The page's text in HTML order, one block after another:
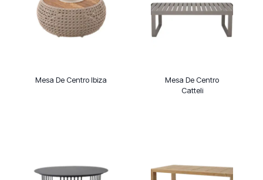
Mesa De Centro Ibiza
Mesa De Centro
Catteli